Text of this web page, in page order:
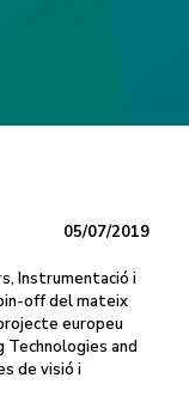
05/07/2019
Instrumentació i
off del mateix
europeu
Technologies and
de visió i